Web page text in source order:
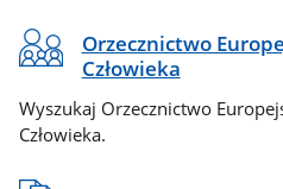
Orzecznictwo
Człowieka
Wyszukaj Orzecznictwo
Człowieka.